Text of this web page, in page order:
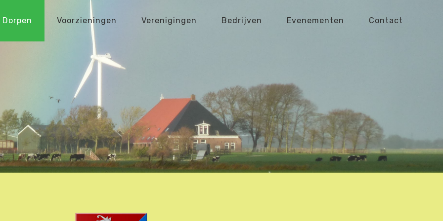
Dorpen Voorzieningen Verenigingen Bedrijven Evenementen Contact